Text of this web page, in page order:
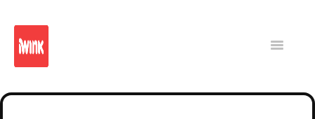
Toggle
Intranet